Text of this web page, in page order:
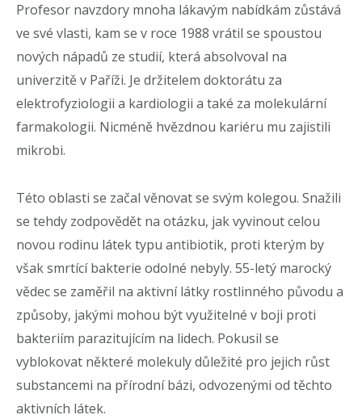
Profesor navzdory mnoha lákavým nabídkám zůstává
ve své vlasti, kam se v roce 1988 vrátil se spoustou
nových nápadů ze studií, která absolvoval na
univerzitě v Paříži. Je držitelem doktorátu za
elektrofyziologii a kardiologii a také za molekulární
farmakologii. Nicméně hvězdnou kariéru mu zajistili
mikrobi.
Této oblasti se začal věnovat se svým kolegou. Snažili
se tehdy zodpovědět na otázku, jak vyvinout celou
novou rodinu látek typu antibiotik, proti kterým by
však smrtící bakterie odolné nebyly. 55-letý marocký
vědec se zaměřil na aktivní látky rostlinného původu a
způsoby, jakými mohou být využitelné v boji proti
bakteriím parazitujícím na lidech. Pokusil se
vyblokovat některé molekuly důležité pro jejich růst
substancemi na přírodní bázi, odvozenými od těchto
aktivních látek.